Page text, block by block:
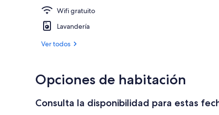
Wifi gratuito
Lavandería
Ver todos
Opciones de habitación
Consulta la disponibilidad para estas